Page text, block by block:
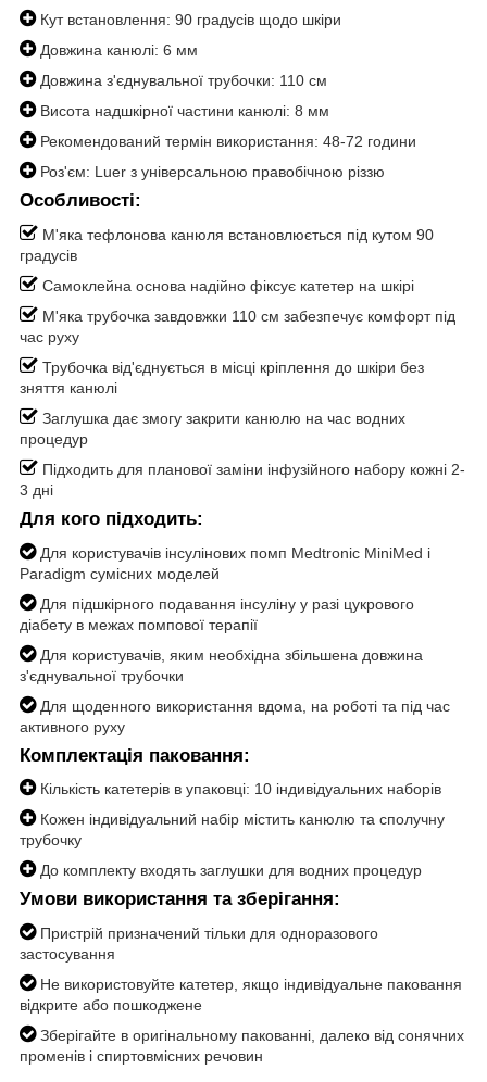
Кут встановлення: 90 градусів щодо шкіри
Довжина канюлі: 6 мм
Довжина з'єднувальної трубочки: 110 см
Висота надшкірної частини канюлі: 8 мм
Рекомендований термін використання: 48-72 години
Роз'єм: Luer з універсальною правобічною різзю
Особливості:
М'яка тефлонова канюля встановлюється під кутом 90
градусів
Самоклейна основа надійно фіксує катетер на шкірі
М'яка трубочка завдовжки 110 см забезпечує комфорт під
час руху
Трубочка від'єднується в місці кріплення до шкіри без
зняття канюлі
Заглушка дає змогу закрити канюлю на час водних
процедур
Підходить для планової заміни інфузійного набору кожні 2-
3 дні
Для кого підходить:
Для користувачів інсулінових помп Medtronic MiniMed і
Paradigm сумісних моделей
Для підшкірного подавання інсуліну у разі цукрового
діабету в межах помпової терапії
Для користувачів, яким необхідна збільшена довжина
з'єднувальної трубочки
Для щоденного використання вдома, на роботі та під час
активного руху
Комплектація паковання:
Кількість катетерів в упаковці: 10 індивідуальних наборів
Кожен індивідуальний набір містить канюлю та сполучну
трубочку
До комплекту входять заглушки для водних процедур
Умови використання та зберігання:
Пристрій призначений тільки для одноразового
застосування
Не використовуйте катетер, якщо індивідуальне паковання
відкрите або пошкоджене
Зберігайте в оригінальному пакованні, далеко від сонячних
променів і спиртовмісних речовин